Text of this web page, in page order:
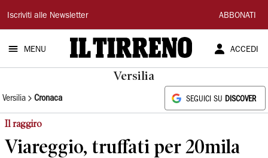
Il
Tirreno
Iscriviti alle Newsletter ABBONATI
MENU ACCEDI
Versilia
Versilia Cronaca SEGUICI SU DISCOVER
Il raggiro
Viareggio, truffati per 20mila